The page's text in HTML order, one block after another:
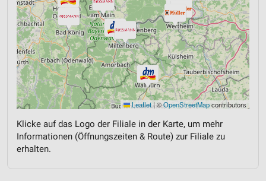
Leaflet|©OpenStreetMapcontributors
Klicke auf das Logo der Filiale in der Karte, um mehr
Informationen (Öffnungszeiten & Route) zur Filiale zu
erhalten.